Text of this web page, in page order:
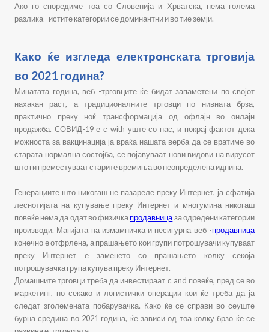
Ако го споредиме тоа со Словенија и Хрватска, нема голема
разлика - истите категории се доминантни и во тие земји.
Како ќе изгледа електронската трговија
во 2021 година?
Минатата година, веб -трговците ќе бидат запаметени по својот
нахакан раст, а традиционалните трговци по нивната брза,
практично преку ноќ трансформација од офлајн во онлајн
продажба. СОВИД-19 е с with уште со нас, и покрај фактот дека
можноста за вакцинација ја враќа нашата верба да се вратиме во
старата нормална состојба, се појавуваат нови видови на вирусот
што ги преместуваат старите времиња во неопределена иднина.
Генерациите што никогаш не пазареле преку Интернет, ја сфатија
леснотијата на купување преку Интернет и многумина никогаш
повеќе нема да одат во физичкапродавницаза одредени категории
производи. Магијата на измамничка и несигурна веб -продавница
конечно е отфрлена, а прашањето кои групи потрошувачи купуваат
преку Интернет е заменето со прашањето колку секоја
потрошувачка група купува преку Интернет.
Домашните трговци треба да инвестираат с and повеќе, пред се во
маркетинг, но секако и логистички операции кои ќе треба да ја
следат зголемената побарувачка. Како ќе се справи во сеуште
бурна средина во 2021 година, ќе зависи од тоа колку брзо ќе се